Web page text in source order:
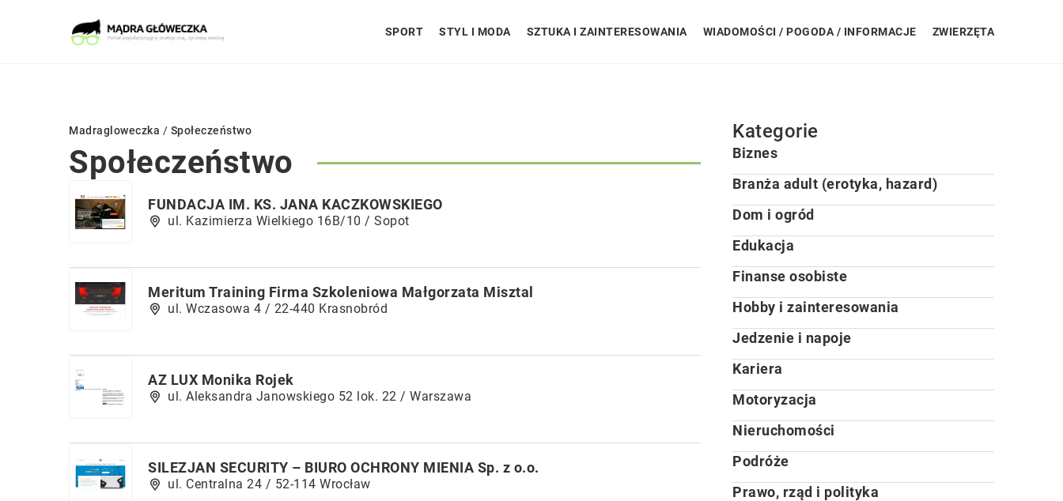
SPORT STYL I MODA SZTUKA I ZAINTERESOWANIA WIADOMOŚCI / POGODA / INFORMACJE ZWIERZĘTA
Madragloweczka / Społeczeństwo
Społeczeństwo
FUNDACJA IM. KS. JANA KACZKOWSKIEGO
ul. Kazimierza Wielkiego 16B/10 / Sopot
Meritum Training Firma Szkoleniowa Małgorzata Misztal
ul. Wczasowa 4 / 22-440 Krasnobród
AZ LUX Monika Rojek
ul. Aleksandra Janowskiego 52 lok. 22 / Warszawa
SILEZJAN SECURITY – BIURO OCHRONY MIENIA Sp. z o.o.
ul. Centralna 24 / 52-114 Wrocław
Kategorie
Biznes
Branża adult (erotyka, hazard)
Dom i ogród
Edukacja
Finanse osobiste
Hobby i zainteresowania
Jedzenie i napoje
Kariera
Motoryzacja
Nieruchomości
Podróże
Prawo, rząd i polityka